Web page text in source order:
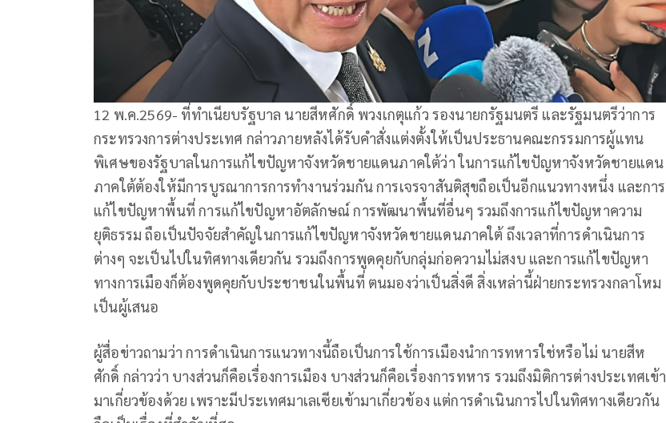
12 พ.ค.2569- ที่ทำเนียบรัฐบาล นายสีหศักดิ์ พวงเกตุแก้ว รองนายกรัฐมนตรี และรัฐมนตรีว่าการ
กระทรวงการต่างประเทศ กล่าวภายหลังได้รับคำสั่งแต่งตั้งให้เป็นประธานคณะกรรมการผู้แทน
พิเศษของรัฐบาลในการแก้ไขปัญหาจังหวัดชายแดนภาคใต้ว่า ในการแก้ไขปัญหาจังหวัดชายแดน
ภาคใต้ต้องให้มีการบูรณาการการทำงานร่วมกัน การเจรจาสันติสุขถือเป็นอีกแนวทางหนึ่ง และการ
แก้ไขปัญหาพื้นที่ การแก้ไขปัญหาอัตลักษณ์ การพัฒนาพื้นที่อื่นๆ รวมถึงการแก้ไขปัญหาความ
ยุติธรรม ถือเป็นปัจจัยสำคัญในการแก้ไขปัญหาจังหวัดชายแดนภาคใต้ ถึงเวลาที่การดำเนินการ
ต่างๆ จะเป็นไปในทิศทางเดียวกัน รวมถึงการพูดคุยกับกลุ่มก่อความไม่สงบ และการแก้ไขปัญหา
ทางการเมืองก็ต้องพูดคุยกับประชาชนในพื้นที่ ตนมองว่าเป็นสิ่งดี สิ่งเหล่านี้ฝ่ายกระทรวงกลาโหม
เป็นผู้เสนอ
ผู้สื่อข่าวถามว่า การดำเนินการแนวทางนี้ถือเป็นการใช้การเมืองนำการทหารใช่หรือไม่ นายสีห
ศักดิ์ กล่าวว่า บางส่วนก็คือเรื่องการเมือง บางส่วนก็คือเรื่องการทหาร รวมถึงมิติการต่างประเทศเข้า
มาเกี่ยวข้องด้วย เพราะมีประเทศมาเลเซียเข้ามาเกี่ยวข้อง แต่การดำเนินการไปในทิศทางเดียวกัน